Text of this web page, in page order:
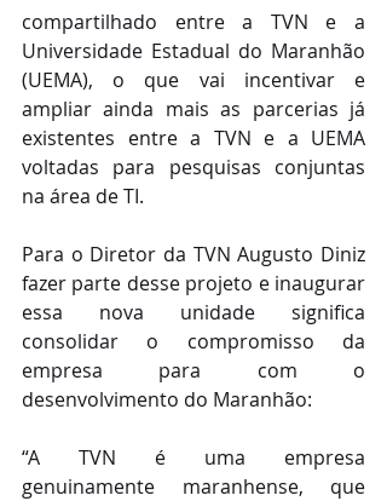
compartilhado entre a TVN e a
Universidade Estadual do Maranhão
(UEMA), o que vai incentivar e
ampliar ainda mais as parcerias já
existentes entre a TVN e a UEMA
voltadas para pesquisas conjuntas
na área de TI.
Para o Diretor da TVN Augusto Diniz
fazer parte desse projeto e inaugurar
essa nova unidade significa
consolidar o compromisso da
empresa para com o
desenvolvimento do Maranhão:
“A TVN é uma empresa
genuinamente maranhense, que